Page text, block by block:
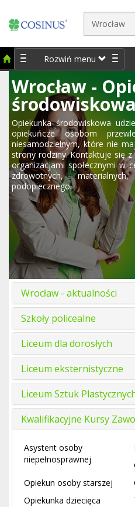
Rozwiń menu
Wrocław -
środowiskowa
Opiekunka środowiskowa
opiekuńcze osobom
niesamodzielnym, które nie
strony rodziny. Kontaktuje się
organizacjami społecznymi w
zdrowotnych,
podopiecznego.
Wrocław - aktualności
Szkoły policealne
Liceum dla dorosłych
Liceum eksternistyczne
Liceum Sztuk
Kwalifikacyjne Kursy
Asystent osoby
niepełnosprawnej
Opiekun osoby starszej
Opiekunka dziecięca